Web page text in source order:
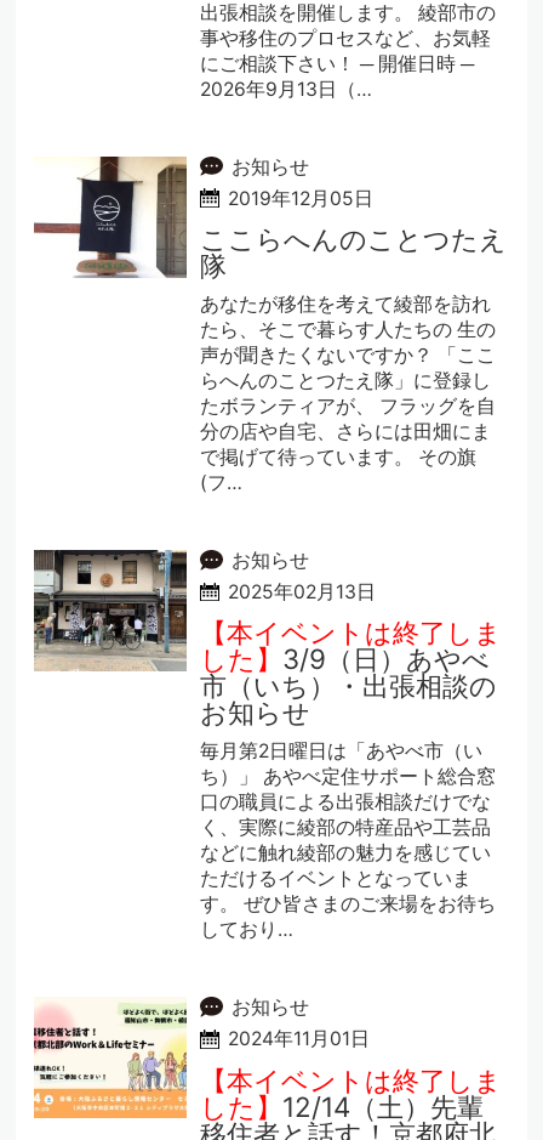
出張相談を開催します。 綾部市の
事や移住のプロセスなど、お気軽
にご相談下さい！ ─ 開催日時 ─
2026年9月13日（…
お知らせ
2019年12月05日
ここらへんのことつたえ
隊
あなたが移住を考えて綾部を訪れ
たら、そこで暮らす人たちの 生の
声が聞きたくないですか？ 「ここ
らへんのことつたえ隊」に登録し
たボランティアが、 フラッグを自
分の店や自宅、さらには田畑にま
で掲げて待っています。 その旗
(フ…
お知らせ
2025年02月13日
【本イベントは終了しま
した】 3/9（日）あやべ
市（いち）・出張相談の
お知らせ
毎月第2日曜日は「あやべ市（い
ち）」 あやべ定住サポート総合窓
口の職員による出張相談だけでな
く、実際に綾部の特産品や工芸品
などに触れ綾部の魅力を感じてい
ただけるイベントとなっていま
す。 ぜひ皆さまのご来場をお待ち
しており…
お知らせ
2024年11月01日
【本イベントは終了しま
した】 12/14（土）先輩
移住者と話す！京都府北